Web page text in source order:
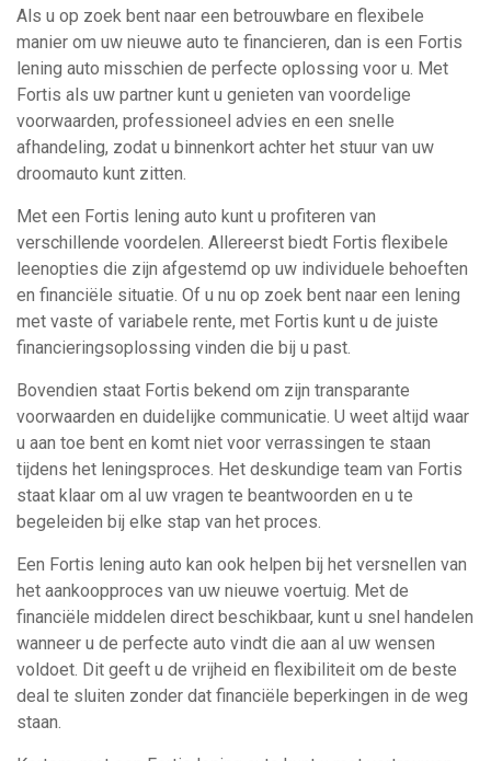
Als u op zoek bent naar een betrouwbare en flexibele
manier om uw nieuwe auto te financieren, dan is een Fortis
lening auto misschien de perfecte oplossing voor u. Met
Fortis als uw partner kunt u genieten van voordelige
voorwaarden, professioneel advies en een snelle
afhandeling, zodat u binnenkort achter het stuur van uw
droomauto kunt zitten.
Met een Fortis lening auto kunt u profiteren van
verschillende voordelen. Allereerst biedt Fortis flexibele
leenopties die zijn afgestemd op uw individuele behoeften
en financiële situatie. Of u nu op zoek bent naar een lening
met vaste of variabele rente, met Fortis kunt u de juiste
financieringsoplossing vinden die bij u past.
Bovendien staat Fortis bekend om zijn transparante
voorwaarden en duidelijke communicatie. U weet altijd waar
u aan toe bent en komt niet voor verrassingen te staan
tijdens het leningsproces. Het deskundige team van Fortis
staat klaar om al uw vragen te beantwoorden en u te
begeleiden bij elke stap van het proces.
Een Fortis lening auto kan ook helpen bij het versnellen van
het aankoopproces van uw nieuwe voertuig. Met de
financiële middelen direct beschikbaar, kunt u snel handelen
wanneer u de perfecte auto vindt die aan al uw wensen
voldoet. Dit geeft u de vrijheid en flexibiliteit om de beste
deal te sluiten zonder dat financiële beperkingen in de weg
staan.